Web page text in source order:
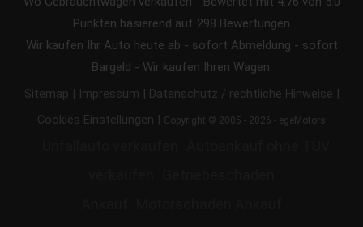
Punkten basierend auf 298 Bewertungen
Wir kaufen Ihr Auto heute ab - sofort Abmeldung - sofort
Bargeld - Wir kaufen Ihren Wagen.
Sitemap | Impressum | Datenschutz / rechtliche Hinweise |
Cookies Einstellungen | Copyright © 2005 - 2026 - egeMotors